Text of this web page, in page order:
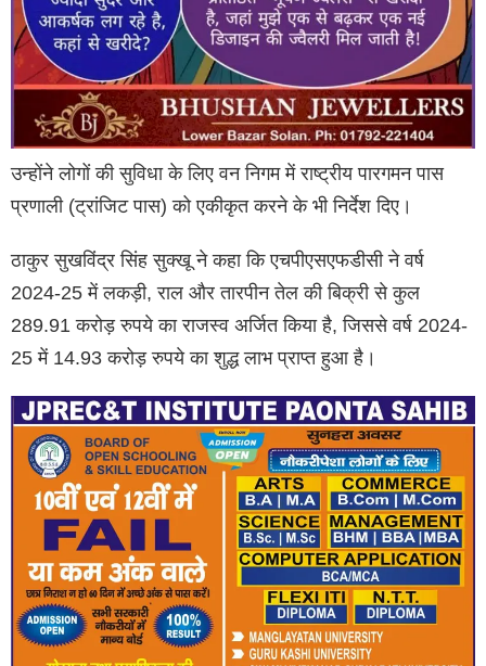
उन्होंने लोगों की सुविधा के लिए वन निगम में राष्ट्रीय पारगमन पास
प्रणाली (ट्रांजिट पास) को एकीकृत करने के भी निर्देश दिए।
ठाकुर सुखविंद्र सिंह सुक्खू ने कहा कि एचपीएसएफडीसी ने वर्ष
2024-25 में लकड़ी, राल और तारपीन तेल की बिक्री से कुल
289.91 करोड़ रुपये का राजस्व अर्जित किया है, जिससे वर्ष 2024-
25 में 14.93 करोड़ रुपये का शुद्ध लाभ प्राप्त हुआ है।